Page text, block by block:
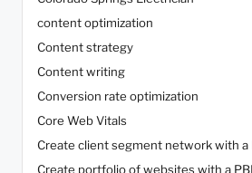
content optimization
Content strategy
Content writing
Conversion rate optimization
Core Web Vitals
Create client segment network with a
Create portfolio of websites with a